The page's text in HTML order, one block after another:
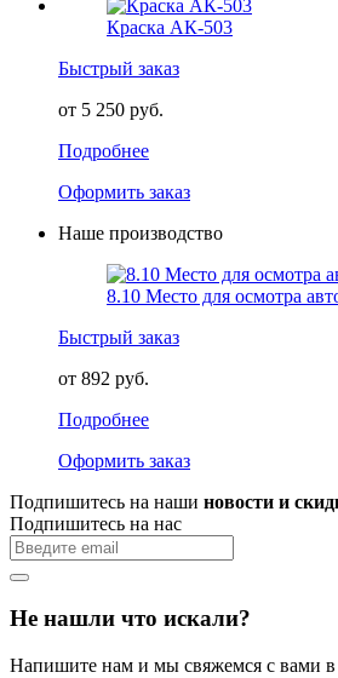
Краска АК-503
Быстрый заказ
от 5 250 руб.
Подробнее
Оформить заказ
Наше производство
8.10 Место для осмотра
Быстрый заказ
от 892 руб.
Подробнее
Оформить заказ
Подпишитесь на наши новости и
Подпишитесь на нас
Не нашли что искали?
Напишите нам и мы свяжемся с вами в